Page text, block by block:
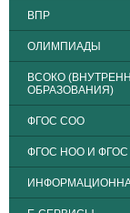
ВПР
ОЛИМПИАДЫ
ВСОКО
ОБРАЗОВАНИЯ)
ФГОС СОО
ФГОС НОО И ФГОС